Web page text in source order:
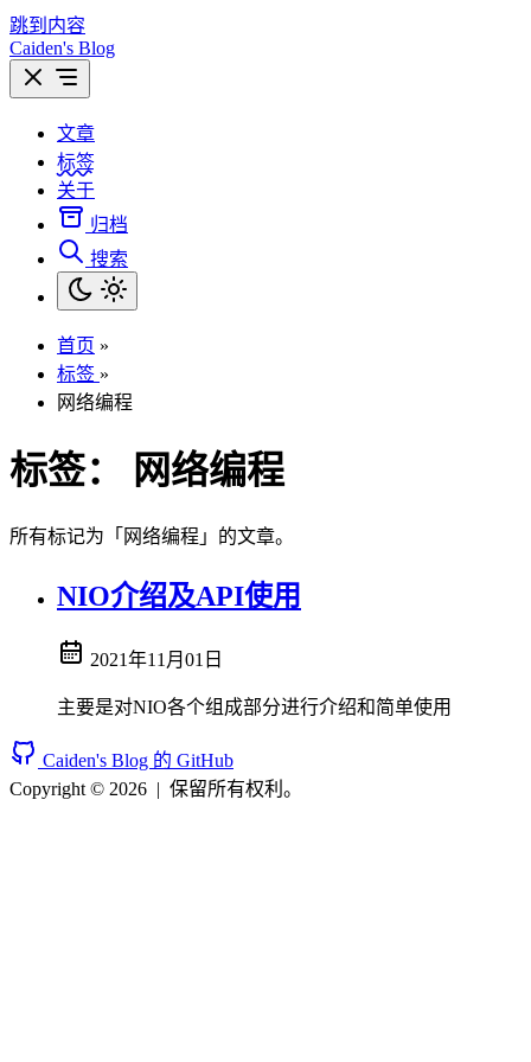
跳到内容
Caiden's Blog
文章
标签
关于
归档
搜索
首页 »
标签 »
网络编程
标签： 网络编程
所有标记为「网络编程」的文章。
NIO介绍及API使用
2021年11月01日
主要是对NIO各个组成部分进行介绍和简单使用
Caiden's Blog 的 GitHub
Copyright © 2026 | 保留所有权利。